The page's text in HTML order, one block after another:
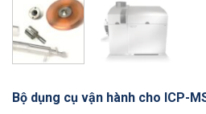
Bộ dụng cụ vận hành cho ICP-